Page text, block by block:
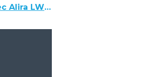
Alpha innotec Alira LWD monoblokinis šilumos siurblys su hidraulikos moduliu HMD 1, 9.0-10.1 kW (trifazis)